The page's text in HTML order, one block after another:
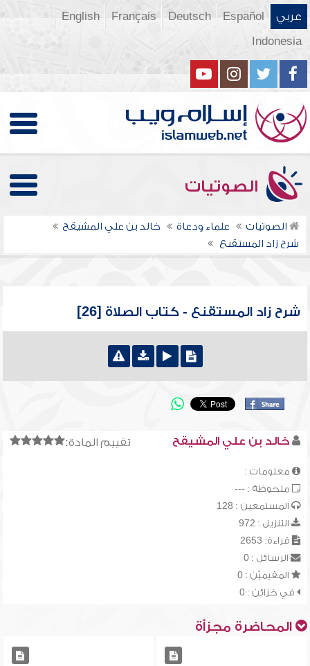
عربي Español
Deutsch
Français
English
Indonesia
الصوتيات
الصوتيات علماء ودعاة
خالد بن علي المشيقح
شرح زاد المستقنع
شرح زاد المستقنع - كتاب الصلاة [26]
تقييم المادة: خالد بن علي المشيقح
معلومات :
ملحوظة : ---
المستمعين : 128
التنزيل : 972
قراءة: 2653
الرسائل : 0
المقيميّن : 0
في خزائن : 0
المحاضرة مجزأة